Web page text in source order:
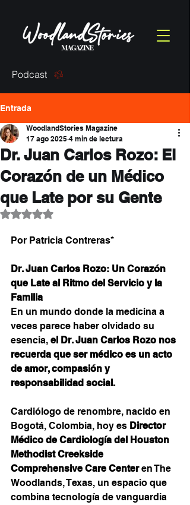
Podcast
Entrada
Dr. Juan Carlos Rozo: El
Corazón de un Médico
que Late por su Gente
WoodlandStories Magazine
17 ago 2025 4 min de lectura
Obtuvo NaN de 5 estrellas.
Por Patricia Contreras*
Dr. Juan Carlos Rozo: Un Corazón
que Late al Ritmo del Servicio y la
Familia
En un mundo donde la medicina a
veces parece haber olvidado su
esencia, el Dr. Juan Carlos Rozo nos
recuerda que ser médico es un acto
de amor, compasión y
responsabilidad social.
Cardiólogo de renombre, nacido en
Bogotá, Colombia, hoy es Director
Médico de Cardiología del Houston
Methodist Creekside
Comprehensive Care Center en The
Woodlands, Texas, un espacio que
combina tecnología de vanguardia